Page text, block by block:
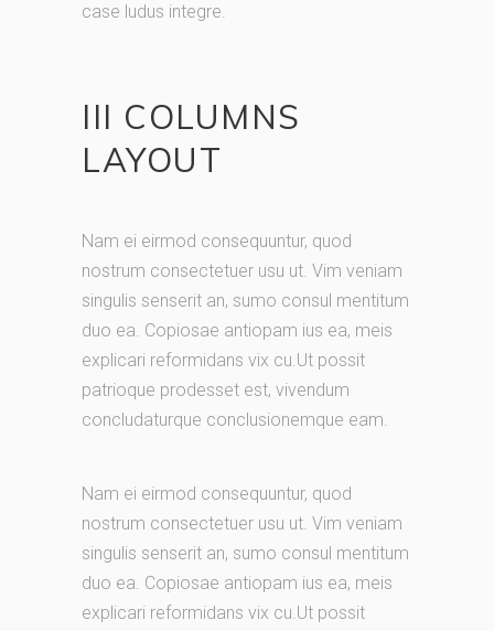
case ludus integre.
III COLUMNS
LAYOUT
Nam ei eirmod consequuntur, quod
nostrum consectetuer usu ut. Vim veniam
singulis senserit an, sumo consul mentitum
duo ea. Copiosae antiopam ius ea, meis
explicari reformidans vix cu.Ut possit
patrioque prodesset est, vivendum
concludaturque conclusionemque eam.
Nam ei eirmod consequuntur, quod
nostrum consectetuer usu ut. Vim veniam
singulis senserit an, sumo consul mentitum
duo ea. Copiosae antiopam ius ea, meis
explicari reformidans vix cu.Ut possit